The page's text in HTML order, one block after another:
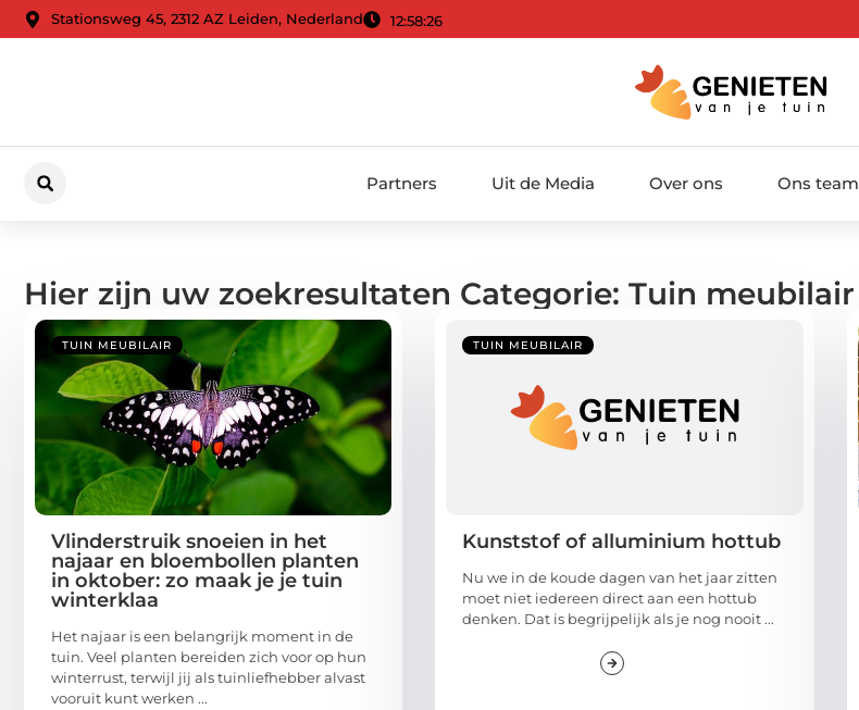
Stationsweg 45, 2312 AZ Leiden, Nederland 12:58:27
Partners Uit de Media Over ons Ons team
Hier zijn uw zoekresultaten Categorie: Tuin meubilair
TUIN MEUBILAIR
Vlinderstruik snoeien in het
najaar en bloembollen planten
in oktober: zo maak je je tuin
winterklaa
Het najaar is een belangrijk moment in de
tuin. Veel planten bereiden zich voor op hun
winterrust, terwijl jij als tuinliefhebber alvast
vooruit kunt werken ...
TUIN MEUBILAIR
Kunststof of alluminium hottub
Nu we in de koude dagen van het jaar zitten
moet niet iedereen direct aan een hottub
denken. Dat is begrijpelijk als je nog nooit ...